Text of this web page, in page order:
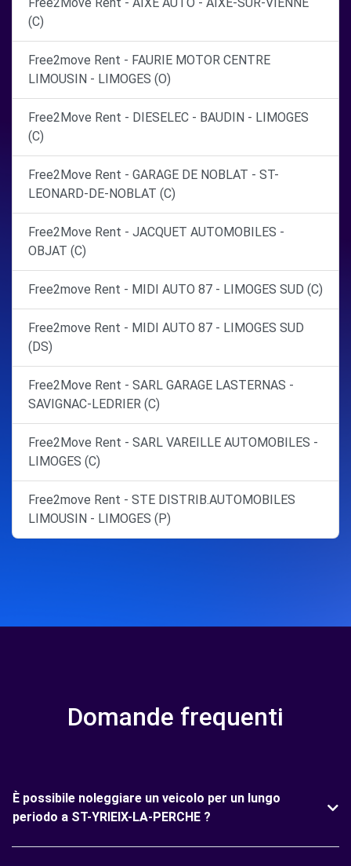
(C)
Free2move Rent - FAURIE MOTOR CENTRE
LIMOUSIN - LIMOGES (O)
Free2Move Rent - DIESELEC - BAUDIN - LIMOGES
(C)
Free2Move Rent - GARAGE DE NOBLAT - ST-
LEONARD-DE-NOBLAT (C)
Free2Move Rent - JACQUET AUTOMOBILES -
OBJAT (C)
Free2move Rent - MIDI AUTO 87 - LIMOGES SUD (C)
Free2move Rent - MIDI AUTO 87 - LIMOGES SUD
(DS)
Free2Move Rent - SARL GARAGE LASTERNAS -
SAVIGNAC-LEDRIER (C)
Free2Move Rent - SARL VAREILLE AUTOMOBILES -
LIMOGES (C)
Free2move Rent - STE DISTRIB.AUTOMOBILES
LIMOUSIN - LIMOGES (P)
Domande frequenti
È possibile noleggiare un veicolo per un lungo
periodo a ST-YRIEIX-LA-PERCHE ?